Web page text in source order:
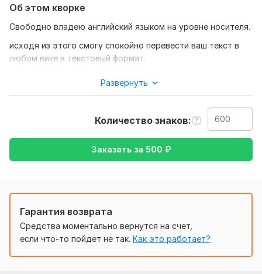
Об этом кворке
Свободно владею английский языком на уровне носителя.
исходя из этого смогу спокойно перевести ваш текст в
любом вике в текстовый формат.
Ожидаю от вас текст, а также подробности моей работы.
перевести с русского на английский или с английского на
русский
Тематика: Красота и мода,Медицина и здоровье,Отдых
Язык перевода:
с Английского на Русский
с Русского на Английский
Объем услуги в кворке: 600 знаков
Развернуть
Количество знаков
Заказать за 500 ₽
Гарантия возврата
Средства моментально вернутся на счет,
если что-то пойдет не так. Как это работает?